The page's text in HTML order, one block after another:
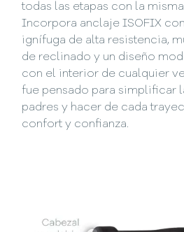
todas las etapas con la
Incorpora anclaje ISOFIX
ignífuga de alta resistencia,
de reclinado y un diseño
con el interior de cualquier
fue pensado para simplificar
padres y hacer de cada
confort y confianza.